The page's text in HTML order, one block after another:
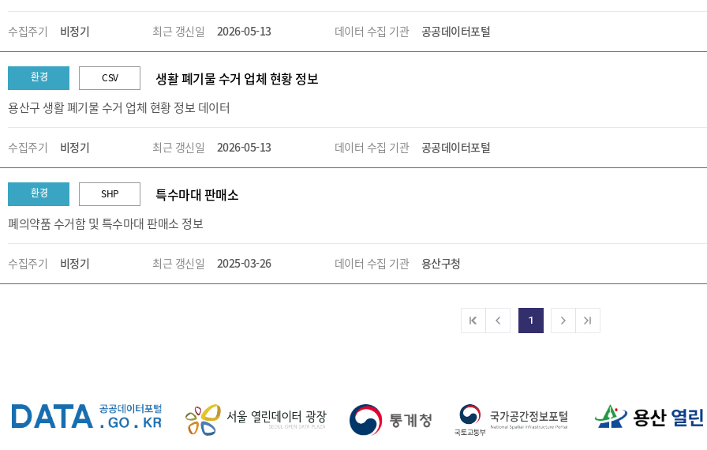
수집주기 비정기 최근 갱신일 2026-05-13 데이터 수집 기관 공공데이터포털
환경 CSV 생활 폐기물 수거 업체 현황 정보
용산구 생활 폐기물 수거 업체 현황 정보 데이터
수집주기 비정기 최근 갱신일 2026-05-13 데이터 수집 기관 공공데이터포털
환경 SHP 특수마대 판매소
폐의약품 수거함 및 특수마대 판매소 정보
수집주기 비정기 최근 갱신일 2025-03-26 데이터 수집 기관 용산구청
1